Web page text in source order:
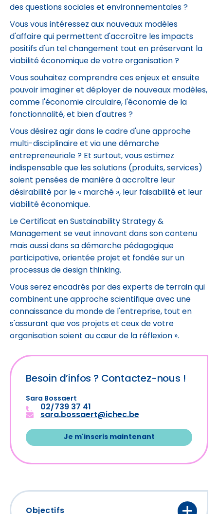
Besoin d’infos ? Contactez-nous !
Sara Bossaert
02/739 37 41
sara.bossaert@ichec.be
Je m'inscris maintenant
des questions sociales et environnementales ?
Vous vous intéressez aux nouveaux modèles
d'affaire qui permettent d'accroître les impacts
positifs d'un tel changement tout en préservant la
viabilité économique de votre organisation ?
Vous souhaitez comprendre ces enjeux et ensuite
pouvoir imaginer et déployer de nouveaux modèles,
comme l'économie circulaire, l'économie de la
fonctionnalité, et bien d'autres ?
Vous désirez agir dans le cadre d'une approche
multi-disciplinaire et via une démarche
entrepreneuriale ? Et surtout, vous estimez
indispensable que les solutions (produits, services)
soient pensées de manière à accroître leur
désirabilité par le « marché », leur faisabilité et leur
viabilité économique.
Le Certificat en Sustainability Strategy &
Management se veut innovant dans son contenu
mais aussi dans sa démarche pédagogique
participative, orientée projet et fondée sur un
processus de design thinking.
Vous serez encadrés par des experts de terrain qui
combinent une approche scientifique avec une
connaissance du monde de l'entreprise, tout en
s'assurant que vos projets et ceux de votre
organisation soient au cœur de la réflexion ».
Objectifs